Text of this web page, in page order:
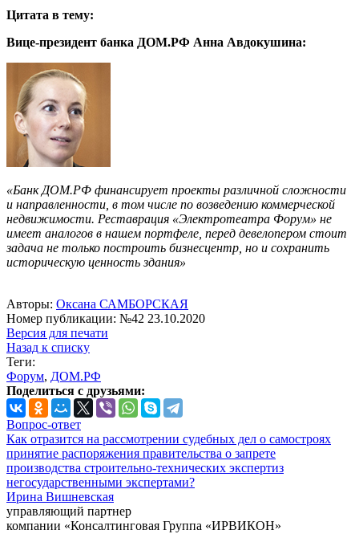
Цитата в тему:
Вице-президент банка ДОМ.РФ Анна Авдокушина:
«Банк ДОМ.РФ финансирует проекты различной сложности
и направленности, в том числе по возведению коммерческой
недвижимости. Реставрация «Электротеатра Форум» не
имеет аналогов в нашем портфеле, перед девелопером стоит
задача не только построить бизнесцентр, но и сохранить
историческую ценность здания»
Авторы: Оксана САМБОРСКАЯ
Номер публикации: №42 23.10.2020
Версия для печати
Назад к списку
Теги:
Форум, ДОМ.РФ
Поделиться с друзьями:
Вопрос-ответ
Как отразится на рассмотрении судебных дел о самостроях
принятие распоряжения правительства о запрете
производства строительно-технических экспертиз
негосударственными экспертами?
Ирина Вишневская
управляющий партнер
компании «Консалтинговая Группа «ИРВИКОН»